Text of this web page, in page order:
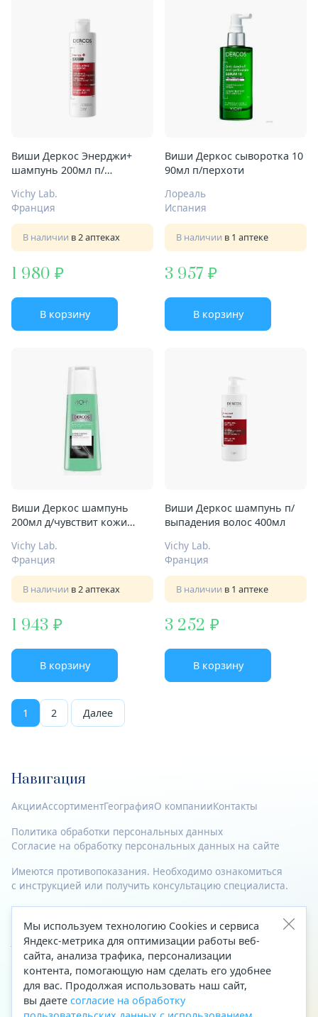
Виши Деркос Энерджи+
шампунь 200мл п/
Vichy Lab.
Франция
В наличии в 2 аптеках
1 980
В корзину
Виши Деркос сыворотка 10
90мл п/перхоти
Лореаль
Испания
В наличии в 1 аптеке
3 957
В корзину
Виши Деркос шампунь
200мл д/чувствит кожи
Vichy Lab.
Франция
В наличии в 2 аптеках
1 943
В корзину
Виши Деркос шампунь п/
выпадения волос 400мл
Vichy Lab.
Франция
В наличии в 1 аптеке
3 252
В корзину
1 2 Далее
Навигация
АкцииАссортиментГеографияО компанииКонтакты
Политика обработки персональных данных
Согласие на обработку персональных данных на сайте
Имеются противопоказания. Необходимо ознакомиться
с инструкцией или получить консультацию специалиста.
© 2023—2026 Все права защищены.
Адрес
Архангельск, ул. Папанина, д. 19 (вход в здание со стороны
автоцентра «Тойота»)
Приемная Генерального директора
Мы используем технологию Cookies и сервиса
Яндекс-метрика для оптимизации работы веб-
сайта, анализа трафика, персонализации
контента, помогающую нам сделать его удобнее
для вас. Продолжая использовать наш сайт,
вы даете согласие на обработку